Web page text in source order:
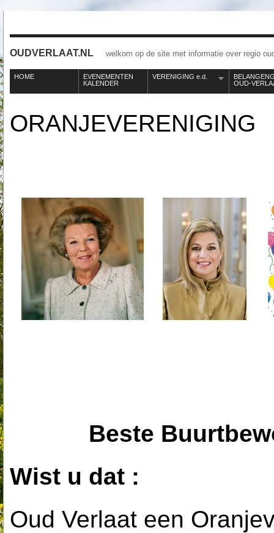
OUDVERLAAT.NL welkom op de site met informatie over regio
HOME
EVENEMENTEN
KALENDER
VERENIGING e.d.
OUD-
ORANJEVERENIGING
Beste
Wist u dat :
Oud Verlaat een